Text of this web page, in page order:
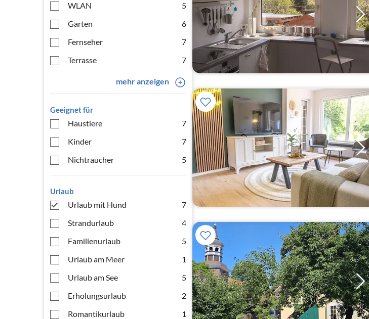
WLAN
5
Garten
6
Fernseher
7
Terrasse
7
mehr anzeigen
Geeignet für
Haustiere
7
Kinder
7
Nichtraucher
5
Urlaub
Urlaub mit Hund
7
Strandurlaub
4
Familienurlaub
5
Urlaub am Meer
1
Urlaub am See
5
Erholungsurlaub
2
Romantikurlaub
1